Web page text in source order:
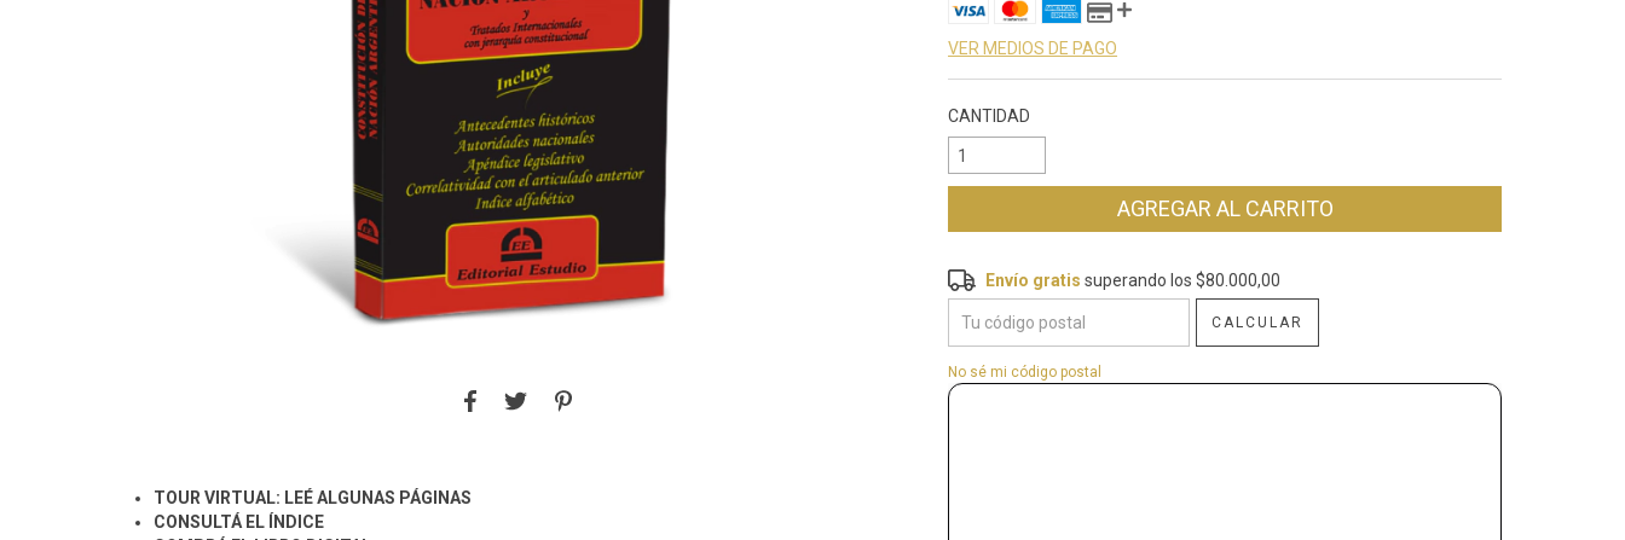
TOUR VIRTUAL: LEÉ ALGUNAS PÁGINAS
CONSULTÁ EL ÍNDICE
VER MEDIOS DE PAGO
CANTIDAD
Envío gratis $80.000,00
Entregas para el CP:
Envío gratis superando los$80.000,00
CALCULAR
No sé mi código postal